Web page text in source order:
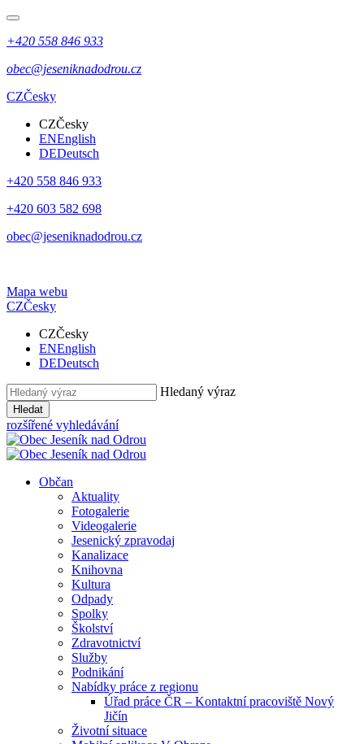
+420 558 846 933
obec@jeseniknadodrou.cz
CZČesky
CZČesky
ENEnglish
DEDeutsch
+420 558 846 933
+420 603 582 698
obec@jeseniknadodrou.cz
Mapa webu
CZČesky
CZČesky
ENEnglish
DEDeutsch
Hledaný výraz
Hledat
rozšířené vyhledávání
Občan
Aktuality
Fotogalerie
Videogalerie
Jesenický zpravodaj
Kanalizace
Knihovna
Kultura
Odpady
Spolky
Školství
Zdravotnictví
Služby
Podnikání
Nabídky práce z regionu
Úřad práce ČR – Kontaktní pracoviště Nový
Jičín
Životní situace